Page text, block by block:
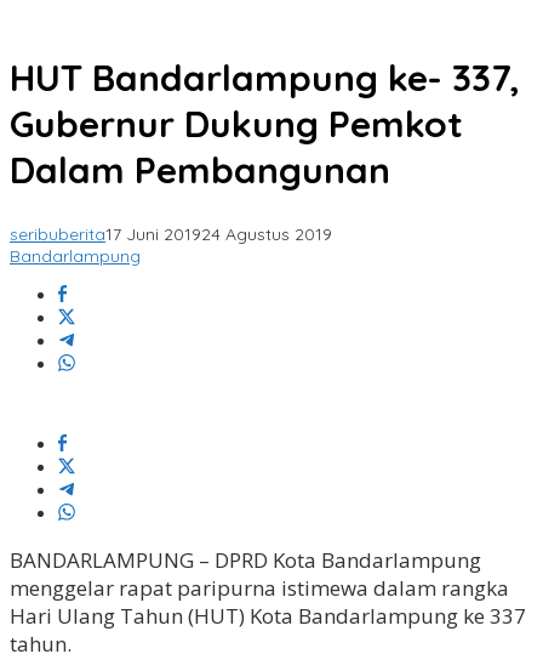
HUT Bandarlampung ke- 337,
Gubernur Dukung Pemkot
Dalam Pembangunan
seribuberita17 Juni 201924 Agustus 2019
Bandarlampung
BANDARLAMPUNG – DPRD Kota Bandarlampung
menggelar rapat paripurna istimewa dalam rangka
Hari Ulang Tahun (HUT) Kota Bandarlampung ke 337
tahun.